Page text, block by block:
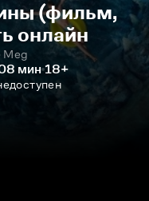
(фильм,
онлайн
Meg
мин 18+